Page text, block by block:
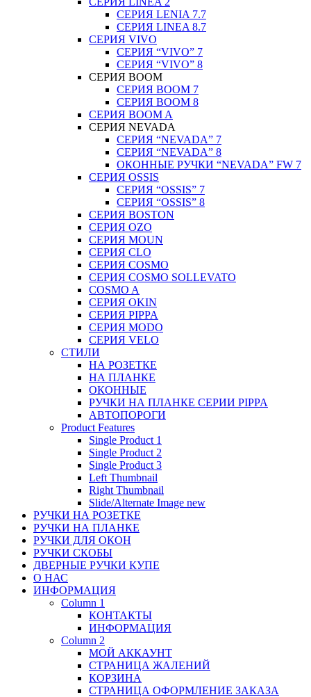
СЕРИЯ LENIA 7.7
СЕРИЯ LINEA 8.7
СЕРИЯ VIVO
СЕРИЯ “VIVO” 7
СЕРИЯ “VIVO” 8
СЕРИЯ ВOOM
СЕРИЯ ВOOM 7
СЕРИЯ ВOOM 8
СЕРИЯ ВOOM A
СЕРИЯ NEVADA
СЕРИЯ “NEVADA” 7
СЕРИЯ “NEVADA” 8
ОКОННЫЕ РУЧКИ “NEVADA” FW 7
СЕРИЯ OSSIS
СЕРИЯ “OSSIS” 7
СЕРИЯ “OSSIS” 8
СЕРИЯ ВOSTON
CЕРИЯ OZO
СЕРИЯ MOUN
СЕРИЯ CLO
СЕРИЯ COSMO
СЕРИЯ COSMO SOLLEVATO
COSMO A
СЕРИЯ OKIN
СЕРИЯ PIPPA
СЕРИЯ MODO
СЕРИЯ VELO
СТИЛИ
НА РОЗЕТКЕ
НА ПЛАНКЕ
ОКОННЫЕ
РУЧКИ НА ПЛАНКЕ СЕРИИ PIPPA
АВТОПОРОГИ
Product Features
Single Product 1
Single Product 2
Single Product 3
Left Thumbnail
Right Thumbnail
Slide/Alternate Image new
РУЧКИ НА РОЗЕТКЕ
РУЧКИ НА ПЛАНКЕ
РУЧКИ ДЛЯ ОКОН
РУЧКИ СКОБЫ
ДВЕРНЫЕ РУЧКИ КУПЕ
О НАС
ИНФОРМАЦИЯ
Column 1
КОНТАКТЫ
ИНФОРМАЦИЯ
Column 2
МОЙ АККАУНТ
СТРАНИЦА ЖАЛЕНИЙ
КОРЗИНА
СТРАНИЦА ОФОРМЛЕНИЕ ЗАКАЗА